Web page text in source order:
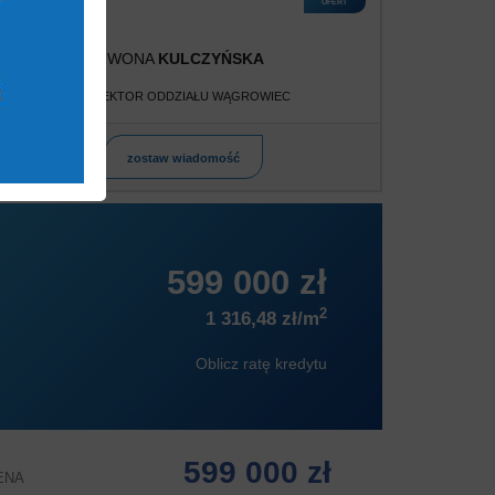
IWONA KULCZYŃSKA
DYREKTOR ODDZIAŁU WĄGROWIEC
zostaw wiadomość
599 000 zł
1 316,48 zł/m2
Oblicz ratę kredytu
599 000 zł